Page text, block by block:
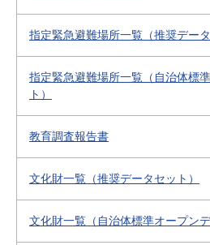
指定緊急避難場所一覧（推奨データ
指定緊急避難場所一覧（自治体標
ト）
教育調査報告書
文化財一覧（推奨データセット）
文化財一覧（自治体標準オープンデ